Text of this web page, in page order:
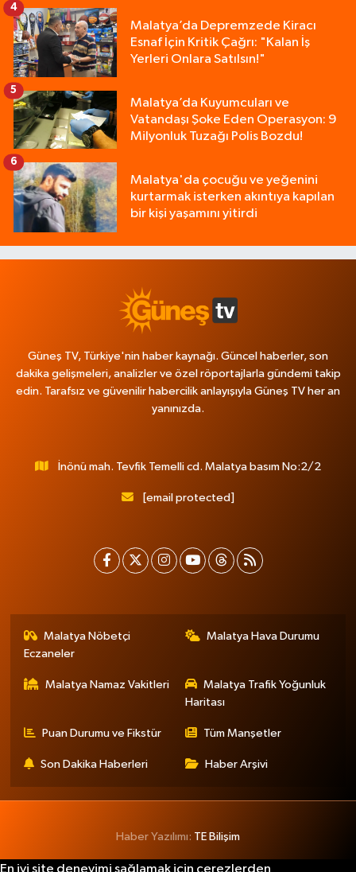
Malatya’da Depremzede Kiracı
Esnaf İçin Kritik Çağrı: "Kalan İş
Yerleri Onlara Satılsın!"
4
Malatya’da Kuyumcuları ve
Vatandaşı Şoke Eden Operasyon: 9
Milyonluk Tuzağı Polis Bozdu!
5
Malatya'da çocuğu ve yeğenini
kurtarmak isterken akıntıya kapılan
bir kişi yaşamını yitirdi
6
Güneş TV, Türkiye'nin haber kaynağı. Güncel haberler, son
dakika gelişmeleri, analizler ve özel röportajlarla gündemi takip
edin. Tarafsız ve güvenilir habercilik anlayışıyla Güneş TV her an
yanınızda.
İnönü mah. Tevfik Temelli cd. Malatya basım No:2/2
[email protected]
Malatya Nöbetçi
Eczaneler
Malatya Hava Durumu
Malatya Namaz Vakitleri
Malatya Trafik Yoğunluk
Haritası
Puan Durumu ve Fikstür Tüm Manşetler
Son Dakika Haberleri Haber Arşivi
Haber Yazılımı: TE Bilişim
En iyi site deneyimi sağlamak için çerezlerden